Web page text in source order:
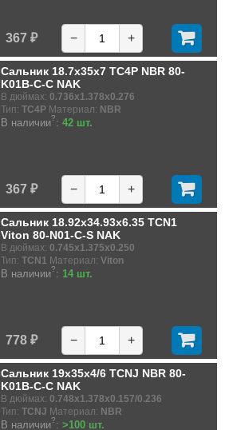
367 ₽ − +
Сальник 18.7x35x7 TC4P NBR 80-
K01B-C-C NAK
В дюймах: 0.736x1.378x0.276
Тип: TC4P Материал: NBR
В наличии?: 42 шт.
367 ₽ − +
Сальник 18.92x34.93x6.35 TCN1
Viton 80-N01-C-S NAK
В дюймах: 0.745x1.375x0.250
Тип: TCN1 Материал: Viton
В наличии?: 14 шт.
778 ₽ − +
Сальник 19x35x4/6 TCNJ NBR 80-
K01B-C-C NAK
В дюймах: 0.748x1.378x0.157/0.236
Тип: TCNJ Материал: NBR
В наличии?: >100 шт.